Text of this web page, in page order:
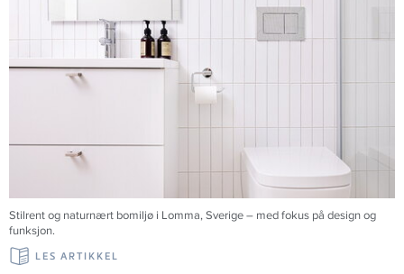
Stilrent og naturnært bomiljø i Lomma,Sverige– med fokus på design og
funksjon.
LES ARTIKKEL